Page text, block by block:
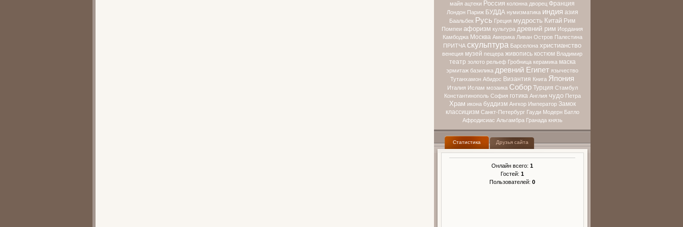
майя ацтеки Россия колонна дворец Франция
Лондон Париж БУДДА нумизматика индия азия
Баальбек Русь Греция мудрость Китай Рим
Помпеи афоризм культура древний рим Иордания
Камбоджа Москва Америка Ливан Остров Палестина
ПРИТЧА скульптура Барселона христианство
венеция музей пещера живопись костюм Владимир
театр золото рельеф Гробница керамика маска
эрмитаж базилика древний Египет язычество
Тутанхамон Абидос Византия Книга Япония
Италия Ислам мозаика Собор Турция Стамбул
Константинополь София готика Англия чудо Петра
Храм икона буддизм Ангкор Император Замок
классицизм Санкт-Петербург Гауди Модерн Батло
Афродисиас Альгамбра Гранада князь
Статистика Друзья сайта
Онлайн всего: 1
Гостей: 1
Пользователей: 0